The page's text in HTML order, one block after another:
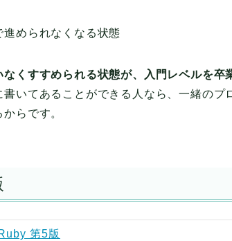
められなくなる状態
くすすめられる状態が、入門レベルを卒
いてあることができる人なら、一緒のプ
らです。
第5版